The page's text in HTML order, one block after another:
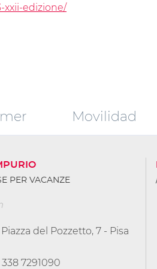
xxii-edizione/
Movilidad
PER VACANZE
Piazza del Pozzetto, 7 - Pisa
338 7291090